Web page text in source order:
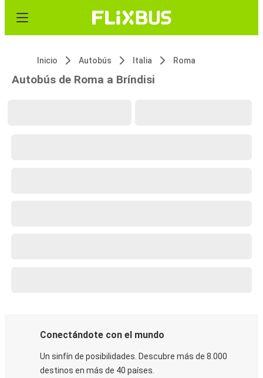
Inicio Autobús Italia Roma
Autobús de Roma a Bríndisi
Conectándote con el mundo
Un sinfín de posibilidades. Descubre más de 8.000
destinos en más de 40 países.